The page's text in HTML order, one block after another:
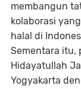
membangun
kolaborasi
halal di
Sementara itu,
Hidayatullah
Yogyakarta